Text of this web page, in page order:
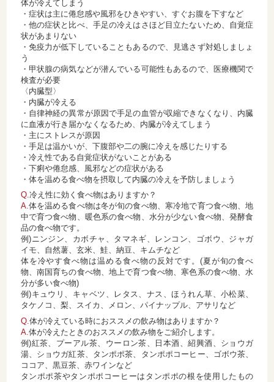
体が冷えてしまう
・症状は主に倦怠感や風邪をひきやすい、すぐお腹を下すなど
・他の症状と比べ、手足の冷えはさほど目立たないため、自覚症
状があまりない
・免疫力が低下していることもあるので、見逃さず対処しましょ
う
・甲状腺の病気などが潜んでいる可能性もあるので、医療機関で
検査が必要
〈内臓型〉
・内臓が冷える
・自律神経の異常が原因で手足の血管が収縮できなくなり、内臓
に血液が行き届かなくなるため、内臓が冷えてしまう
・主にストレスが原因
・手足は温かいが、下腹部や二の腕に冷えを感じたりする
・冷え性である自覚症状がないことがある
・下痢や倦怠感、風邪などの症状がある
・体を温める食べ物を摂取して内臓の冷えを予防しましょう
Q.冷え性に効く食べ物はありますか？
A.体を温める食べ物は冬が旬の食べ物、寒冷地で育つ食べ物、地
中で育つ食べ物、暖色系の食べ物、水分が少ない食べ物、発酵食
品の食べ物です。
例)ニンジン、カボチャ、タマネギ、レンコン、ゴボウ、ジャガ
イモ、自然薯、玄米、鮭、納豆、キムチなど
体を冷やす食べ物は温める食べ物の反対です。(夏が旬の食べ
物、南国育ちの食べ物、地上で育つ食べ物、寒色系の食べ物、水
分が多い食べ物)
例)キュウリ、キャベツ、レタス、ナス、ほうれん草、小松菜、
タケノコ、梨、スイカ、メロン、パイナップル、アサリなど
Q.体が冷えている時におススメの飲み物はありますか？
A.体が冷えたときのおススメの飲み物をご紹介します。
例)紅茶、プーアル茶、ウーロン茶、日本酒、紹興酒、ショウガ
湯、ショウガ紅茶、タンポポ茶、タンポポコーヒー、ゴボウ茶、
ココア、黒豆茶、赤ワインなど
タンポポ茶やタンポポコーヒーはタンポポの根を使用したもの